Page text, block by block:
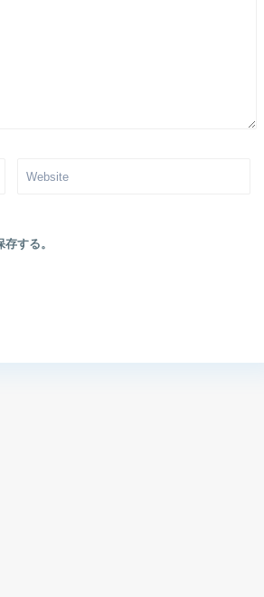
する。